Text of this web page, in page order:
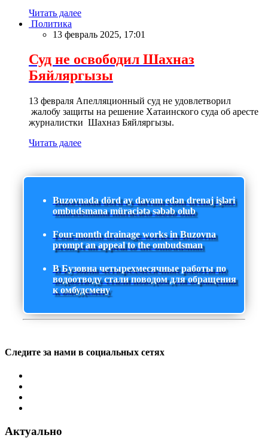
Читать далее
Политика
13 февраль 2025, 17:01
Суд не освободил Шахназ
Бяйляргызы
13 февраля Апелляционный суд не удовлетворил
жалобу защиты на решение Хатаинского суда об аресте
журналистки Шахназ Бяйляргызы.
Читать далее
Buzovnada dörd ay davam edən drenaj işləri
ombudsmana müraciətə səbəb olub
Four-month drainage works in Buzovna
prompt an appeal to the ombudsman
В Бузовна четырехмесячные работы по
водоотводу стали поводом для обращения
к омбудсмену
Следите за нами в социальных сетях
Актуально